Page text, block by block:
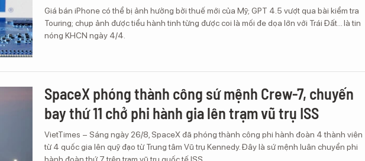
Giá bán iPhone có thể bị ảnh hưởng bởi thuế mới của Mỹ; GPT 4.5 vượt qua bài kiểm tra
Touring; chụp ảnh được tiểu hành tinh từng được coi là mối đe dọa lớn với Trái Đất... là tin
nóng KHCN ngày 4/4.
SpaceX phóng thành công sứ mệnh Crew-7, chuyến
bay thứ 11 chở phi hành gia lên trạm vũ trụ ISS
VietTimes – Sáng ngày 26/8, SpaceX đã phóng thành công phi hành đoàn 4 thành viên
từ 4 quốc gia lên quỹ đạo từ Trung tâm Vũ trụ Kennedy. Đây là sứ mệnh luân chuyển phi